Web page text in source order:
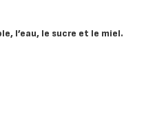
l’eau, le sucre et le miel.